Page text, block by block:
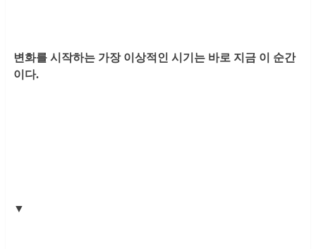
변화를 시작하는 가장 이상적인 시기는 바로 지금 이 순간
이다.
▼